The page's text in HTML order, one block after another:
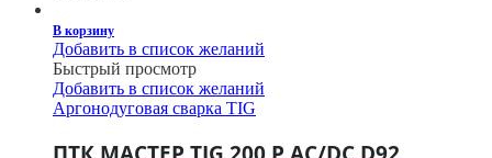
В корзину
Добавить в список желаний
Быстрый просмотр
Добавить в список желаний
Аргонодуговая сварка TIG